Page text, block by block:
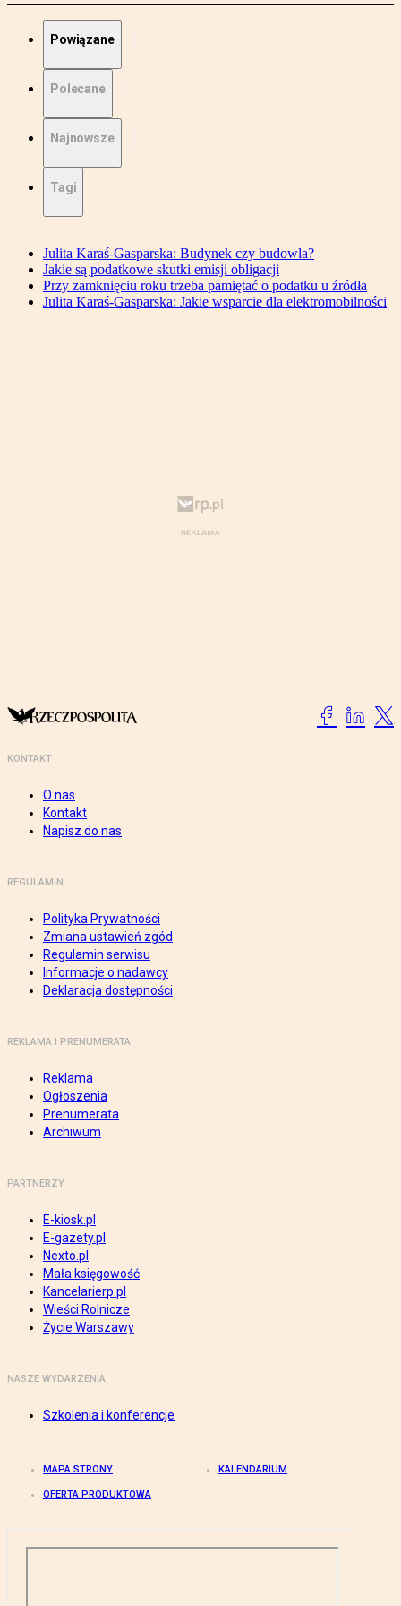
Powiązane
Polecane
Najnowsze
Tagi
Julita Karaś-Gasparska: Budynek czy budowla?
Jakie są podatkowe skutki emisji obligacji
Przy zamknięciu roku trzeba pamiętać o podatku u źródła
Julita Karaś-Gasparska: Jakie wsparcie dla elektromobilności
KONTAKT
O nas
Kontakt
Napisz do nas
REGULAMIN
Polityka Prywatności
Zmiana ustawień zgód
Regulamin serwisu
Informacje o nadawcy
Deklaracja dostępności
REKLAMA I PRENUMERATA
Reklama
Ogłoszenia
Prenumerata
Archiwum
PARTNERZY
E-kiosk.pl
E-gazety.pl
Nexto.pl
Mała księgowość
Kancelarierp.pl
Wieści Rolnicze
Życie Warszawy
NASZE WYDARZENIA
Szkolenia i konferencje
MAPA STRONY KALENDARIUM
OFERTA PRODUKTOWA